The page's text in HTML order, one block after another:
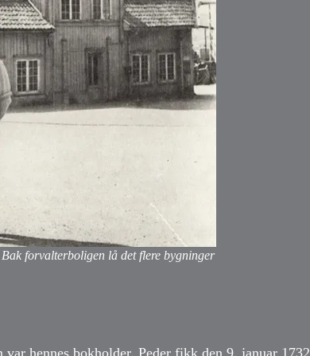
forvalterboligen lå det flere bygninger
hennes bokholder. Peder fikk den 9. januar 1732